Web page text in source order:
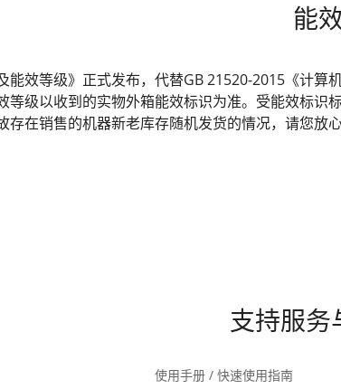
能
能效等级》正式发布，代替GB 21520-2015《计
等级以收到的实物外箱能效标识为准。受能效标
在销售的机器新老库存随机发货的情况，请您放心
支持服务
使用手册 / 快速使用指南